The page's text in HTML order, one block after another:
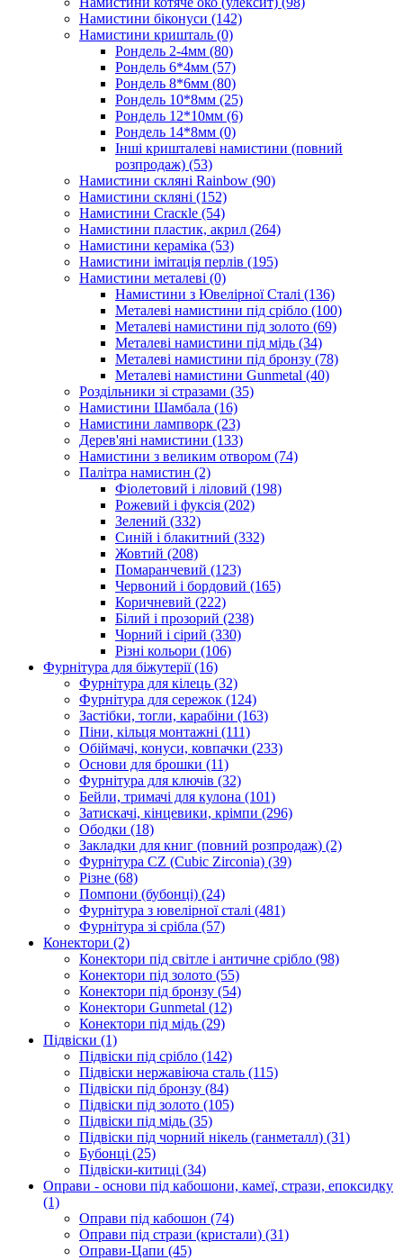
Намистини біконуси (142)
Намистини кришталь (0)
Рондель 2-4мм (80)
Рондель 6*4мм (57)
Рондель 8*6мм (80)
Рондель 10*8мм (25)
Рондель 12*10мм (6)
Рондель 14*8мм (0)
Інші кришталеві намистини (повний
розпродаж) (53)
Намистини скляні Rainbow (90)
Намистини скляні (152)
Намистини Cracкle (54)
Намистини пластик, акрил (264)
Намистини кераміка (53)
Намистини імітація перлів (195)
Намистини металеві (0)
Намистини з Ювелірної Сталі (136)
Металеві намистини під срібло (100)
Металеві намистини під золото (69)
Металеві намистини під мідь (34)
Металеві намистини під бронзу (78)
Металеві намистини Gunmetal (40)
Роздільники зі стразами (35)
Намистини Шамбала (16)
Намистини лампворк (23)
Дерев'яні намистини (133)
Намистини з великим отвором (74)
Палітра намистин (2)
Фіолетовий і ліловий (198)
Рожевий і фуксія (202)
Зелений (332)
Синій і блакитний (332)
Жовтий (208)
Помаранчевий (123)
Червоний і бордовий (165)
Коричневий (222)
Білий і прозорий (238)
Чорний і сірий (330)
Різні кольори (106)
Фурнітура для біжутерії(16)
Фурнітура для кілець (32)
Фурнітура для сережок (124)
Застібки, тогли, карабіни (163)
Піни, кільця монтажні (111)
Обіймачі, конуси, ковпачки (233)
Основи для брошки (11)
Фурнітура для ключів (32)
Бейли, тримачі для кулона (101)
Затискачі, кінцевики, крімпи (296)
Ободки (18)
Закладки для книг (повний розпродаж) (2)
Фурнітура CZ (Cubic Zirconia) (39)
Різне (68)
Помпони (бубонці) (24)
Фурнітура з ювелірної сталі (481)
Фурнітура зі срібла (57)
Конектори (2)
Конектори під світле і античне срібло (98)
Конектори під золото (55)
Конектори під бронзу (54)
Конектори Gunmetal (12)
Конектори під мідь (29)
Підвіски (1)
Підвіски під срібло (142)
Підвіски нержавіюча сталь (115)
Підвіски під бронзу (84)
Підвіски під золото (105)
Підвіски під мідь (35)
Підвіски під чорний нікель (ганметалл) (31)
Бубонці (25)
Підвіски-китиці (34)
Оправи - основи під кабошони, камеї, стрази, епоксидку
(1)
Оправи під кабошон (74)
Оправи під стрази (кристали) (31)
Оправи-Цапи (45)